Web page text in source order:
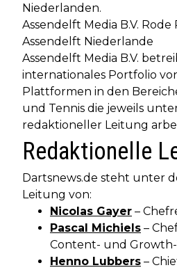
Niederlanden.
Assendelft Media B.V. Rode
Assendelft Niederlande
Assendelft Media B.V.
internationales Portfolio
Plattformen in den
und Tennis die jeweils
redaktioneller Leitung
Redaktionelle
Dartsnews.de steht unter
Leitung von:
Nicolas Gayer –
Pascal Michiels –
Content- und
Henno Lubbers –